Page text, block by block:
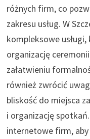
różnych firm, co
zakresu usług. W
kompleksowe
organizację
załatwieniu
również zwrócić
bliskość do miejsca
i organizację
internetowe firm,